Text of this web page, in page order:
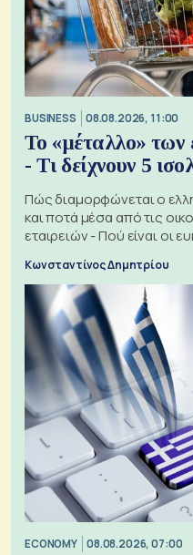
BUSINESS 08.08.2026, 11:00
Το «μέταλλο» των
- Τι δείχνουν 5
Πώς διαμορφώνεται ο
και ποτά μέσα από τις
εταιρειών - Πού είναι οι
Κωνσταντίνος Δημητρίου
ECONOMY 08.08.2026, 07:00